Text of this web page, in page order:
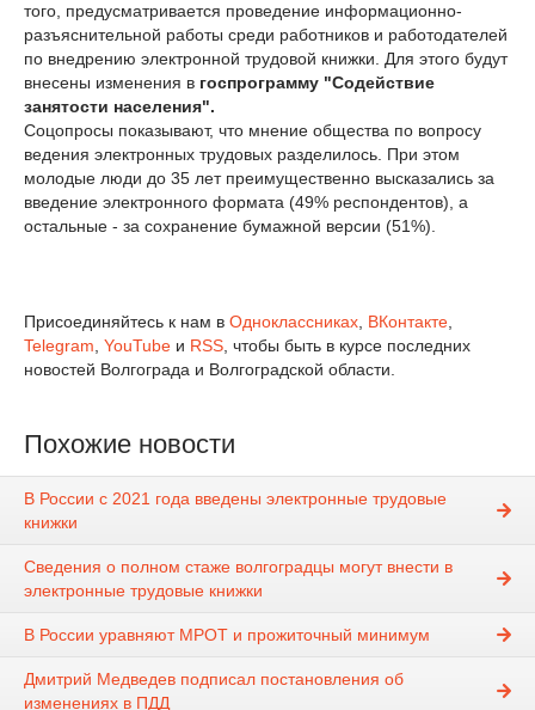
того, предусматривается проведение информационно-
разъяснительной работы среди работников и работодателей
по внедрению электронной трудовой книжки. Для этого будут
внесены изменения в госпрограмму "Содействие
занятости населения".
Соцопросы показывают, что мнение общества по вопросу
ведения электронных трудовых разделилось. При этом
молодые люди до 35 лет преимущественно высказались за
введение электронного формата (49% респондентов), а
остальные - за сохранение бумажной версии (51%).
Присоединяйтесь к нам в Одноклассниках ВКонтакте
Telegram YouTube и RSS , чтобы быть в курсе последних
новостей Волгограда и Волгоградской области.
Похожие новости
В России с 2021 года введены электронные трудовые
книжки
Сведения о полном стаже волгоградцы могут внести в
электронные трудовые книжки
В России уравняют МРОТ и прожиточный минимум
Дмитрий Медведев подписал постановления об
изменениях в ПДД